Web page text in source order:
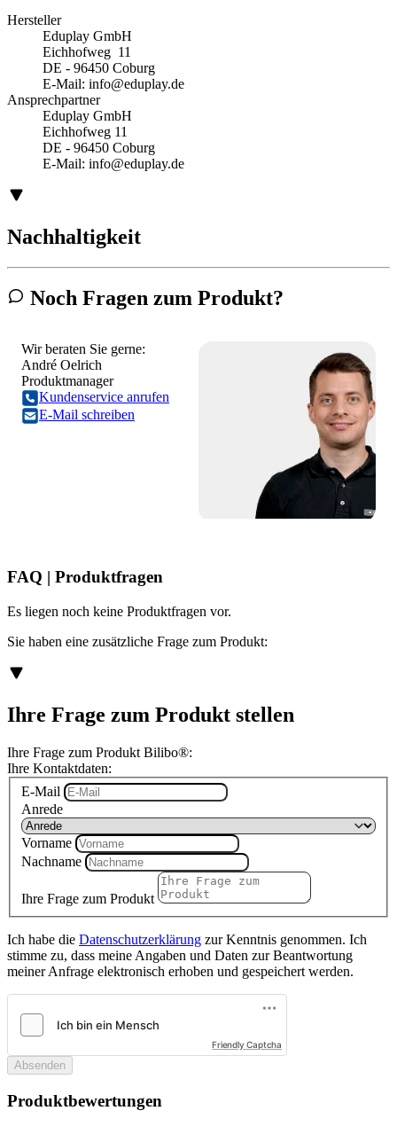
Hersteller
Eduplay GmbH
Eichhofweg 11
DE - 96450 Coburg
E-Mail: info@eduplay.de
Ansprechpartner
Eduplay GmbH
Eichhofweg 11
DE - 96450 Coburg
E-Mail: info@eduplay.de
Nachhaltigkeit
Noch Fragen zum Produkt?
Wir beraten Sie gerne:
André Oelrich
Produktmanager
Kundenservice anrufen
E-Mail schreiben
FAQ | Produktfragen
Es liegen noch keine Produktfragen vor.
Sie haben eine zusätzliche Frage zum Produkt:
Ihre Frage zum Produkt stellen
Ihre Frage zum Produkt Bilibo®:
Ihre Kontaktdaten:
E-Mail
Anrede
Vorname
Nachname
Ihre Frage zum Produkt
Ich habe die Datenschutzerklärung zur Kenntnis genommen. Ich
stimme zu, dass meine Angaben und Daten zur Beantwortung
meiner Anfrage elektronisch erhoben und gespeichert werden.
Friendly Captcha
Absenden
Produktbewertungen